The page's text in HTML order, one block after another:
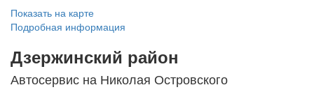
Показать на карте
Подробная информация
Дзержинский район
Автосервис на Николая Островского